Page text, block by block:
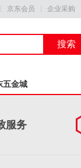
京东会员 企业采购
搜索
五金城
服务